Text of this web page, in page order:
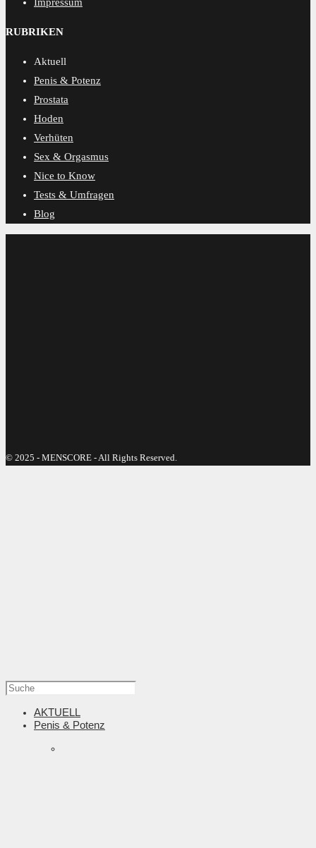
RUBRIKEN
Aktuell
Penis & Potenz
Prostata
Hoden
Verhüten
Sex & Orgasmus
Nice to Know
Tests & Umfragen
Blog
© 2025 - MENSCORE - All Rights Reserved.
AKTUELL
Penis & Potenz